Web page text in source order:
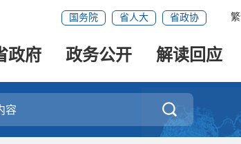
国务院 省人大 省政协
政府 政务公开 解读回应
